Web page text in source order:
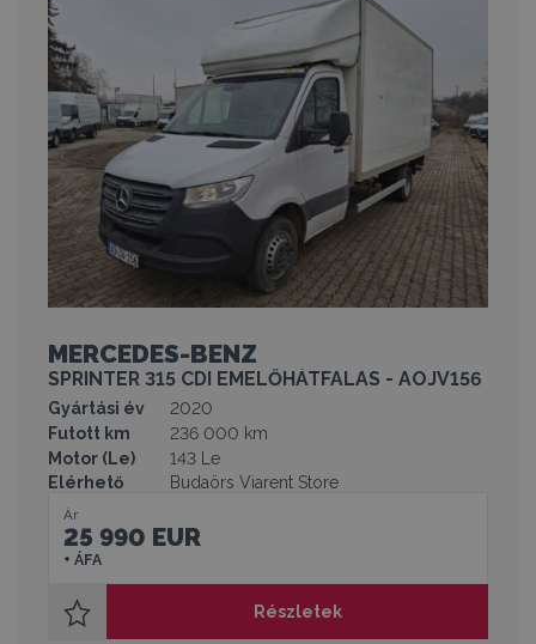
MERCEDES-BENZ
SPRINTER 315 CDI EMELŐHÁTFALAS - AOJV156
Gyártási év
2020
Futott km
236 000 km
Motor (Le)
143 Le
Elérhető
Budaörs Viarent Store
Ár
25 990 EUR
+ ÁFA
Részletek